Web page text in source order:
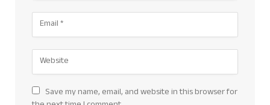
Save my name, email, and website in this browser for